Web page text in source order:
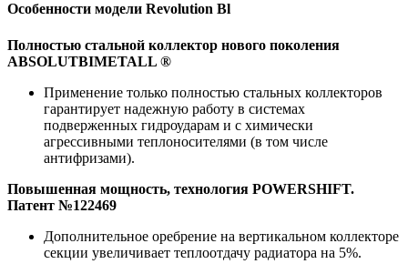
Особенности модели Revolution Bl
Полностью стальной коллектор нового поколения
ABSOLUTBIMETALL ®
Применение только полностью стальных коллекторов
гарантирует надежную работу в системах
подверженных гидроударам и с химически
агрессивными теплоносителями (в том числе
антифризами).
Повышенная мощность, технология POWERSHIFT.
Патент №122469
Дополнительное оребрение на вертикальном коллекторе
секции увеличивает теплоотдачу радиатора на 5%.